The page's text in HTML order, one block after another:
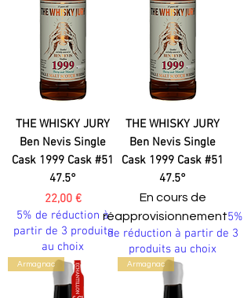
THE WHISKY JURY
Ben Nevis Single
Cask 1999 Cask #51
47.5°
Prix
22,00 €
5% de réduction à
partir de 3 produits
au choix
THE WHISKY JURY
Ben Nevis Single
Cask 1999 Cask #51
47.5°
En cours de
réapprovisionnement5%
de réduction à partir de 3
produits au choix
Armagnac Armagnac